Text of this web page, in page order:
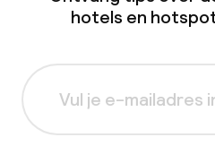
hotels en